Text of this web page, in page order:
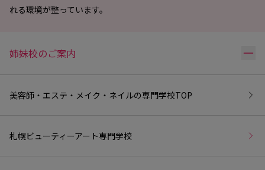
れる環境が整っています。
姉妹校のご案内 リ
美容師・エステ・メイク・ネイルの専門学校TOP
札幌ビューティーアート専門学校